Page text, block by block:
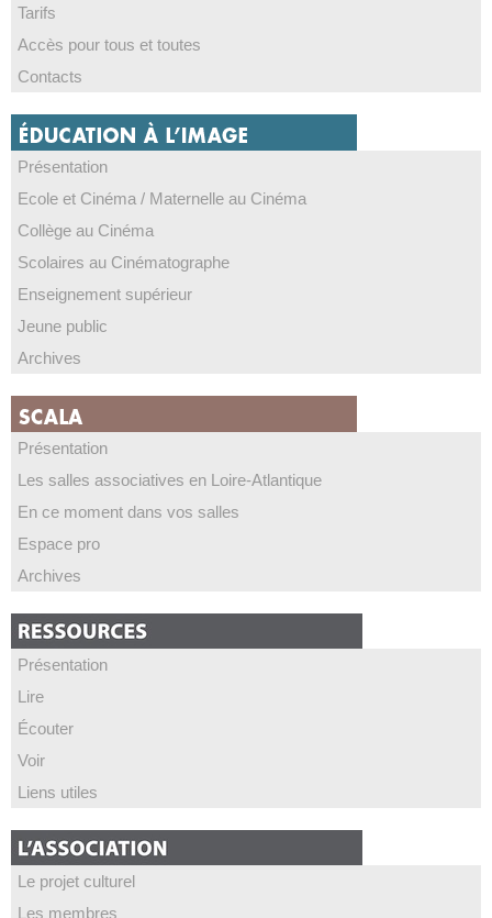
Tarifs
Accès pour tous et toutes
Contacts
Présentation
Ecole et Cinéma / Maternelle au Cinéma
Collège au Cinéma
Scolaires au Cinématographe
Enseignement supérieur
Jeune public
Archives
Présentation
Les salles associatives en Loire-Atlantique
En ce moment dans vos salles
Espace pro
Archives
Présentation
Lire
Écouter
Voir
Liens utiles
Le projet culturel
Les membres